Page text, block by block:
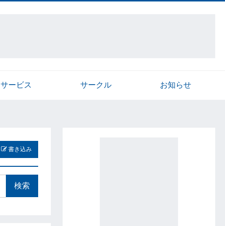
サービス サークル お知らせ
書き込み
検索